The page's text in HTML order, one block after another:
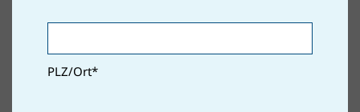
individuell einstellbar! Das spart Zeit und
Nerven und sorgt dafür, dass keine Tonne
PLZ/Ort*